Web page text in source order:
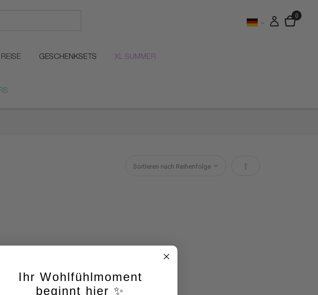
GESCHENKSETS XL SUMMER
Absteigend sortieren
Ihr Wohlfühlmoment
beginnt hier ✨